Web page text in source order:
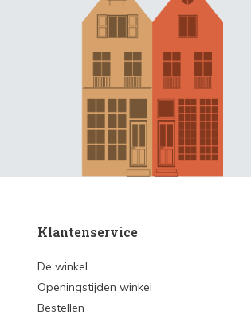
Klantenservice
De winkel
Openingstijden winkel
Bestellen